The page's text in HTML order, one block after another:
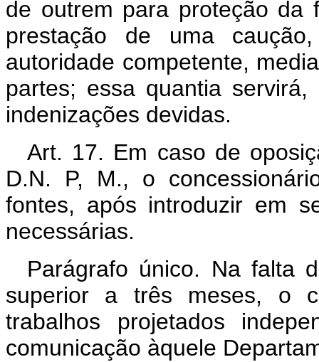
de outrem para proteção da
prestação de uma
autoridade competente,
partes; essa quantia
indenizações devidas.
Art. 17. Em caso de
D.N. P, M., o
fontes, após introduzir em
necessárias.
Parágrafo único. Na falta
superior a três meses, o
trabalhos projetados
comunicação àquele